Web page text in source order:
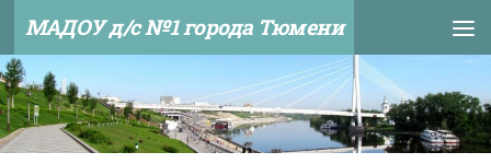
Skip to content
МАДОУ д/с №1 города Тюмени